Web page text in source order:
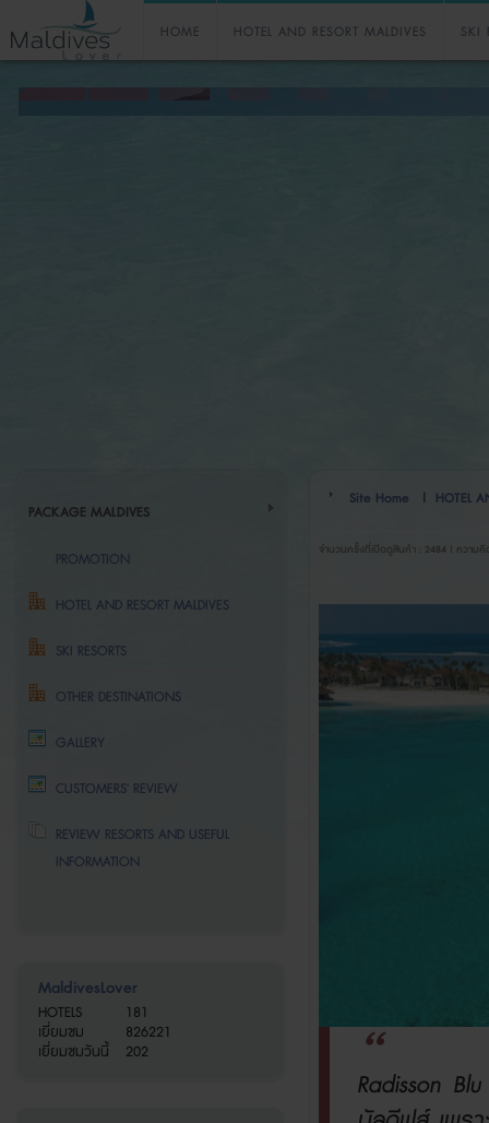
HOME HOTEL AND RESORT MALDIVES SKI
PACKAGE MALDIVES
PROMOTION
HOTEL AND RESORT MALDIVES
SKI RESORTS
OTHER DESTINATIONS
GALLERY
CUSTOMERS' REVIEW
REVIEW RESORTS AND USEFUL
INFORMATION
MaldivesLover
HOTELS
181
เยี่ยมชม
826221
เยี่ยมชมวันนี้
202
Site Home | HOTEL
จำนวนครั้งที่เปิดดูสินค้า : 2484 | ความคิ
Radisson